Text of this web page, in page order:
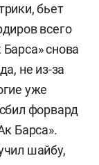
бьет
всего
снова
не из-за
уже
форвард
Барса».
шайбу,